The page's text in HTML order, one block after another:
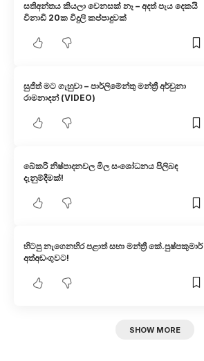
සතිඅන්තය කියලා වෙනසක් නෑ – අදත් පැය දෙකයි
විනාඩි 20ක විදුලි කප්පාදුවක්
සුජිත් මට ගැහුවා – පාර්ලිමේන්තු මන්ත්‍රී අර්චුනා
රාමනාදන් (VIDEO)
බේකරි නිෂ්පාදනවල මිල සංශෝධනය පිලිබඳ
දැනුම්දීමක්!
හිටපු නැගෙනහිර පළාත් සභා මන්ත්‍රී කේ.පුෂ්පකුමාර්
අත්අඩංගුවට!
SHOW MORE